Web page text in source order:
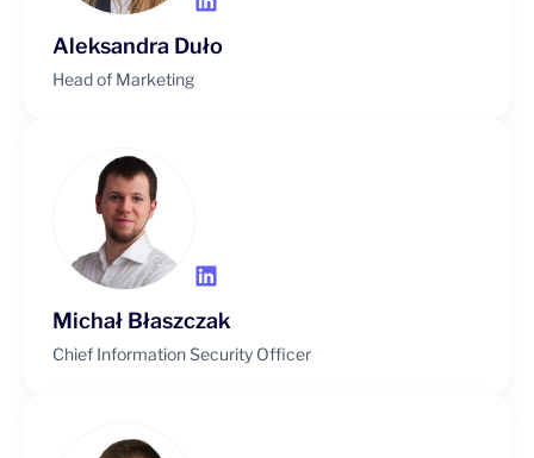
Aleksandra Duło
Head of Marketing
Michał Błaszczak
Chief Information Security Officer